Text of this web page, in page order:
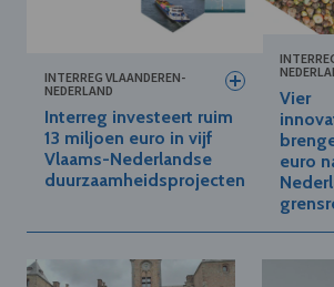
INTERREG VLAANDEREN-
NEDERLAND
Interreg investeert ruim
13 miljoen euro in vijf
Vlaams-Nederlandse
duurzaamheidsprojecten
Vier
euro